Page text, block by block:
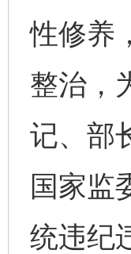
性修养
整治，
记、部
国家监
统违纪